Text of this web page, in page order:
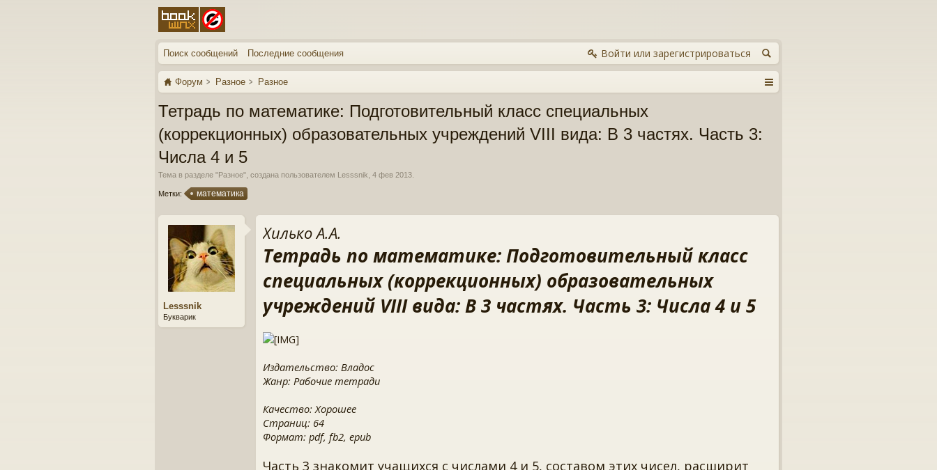
Поиск сообщений Последние сообщения Войти или зарегистрироваться
Форум Разное Разное
Тетрадь по математике: Подготовительный класс специальных
(коррекционных) образовательных учреждений VIII вида: В 3 частях. Часть 3:
Числа 4 и 5
Тема в разделе "Разное", создана пользователем Lesssnik 4 фев 2013
Метки: математика
Lesssnik
Букварик
Хилько А.А.
Тетрадь по математике: Подготовительный класс
специальных (коррекционных) образовательных
учреждений VIII вида: В 3 частях. Часть 3: Числа 4 и 5
Издательство: Владос
Жанр: Рабочие тетради
Качество: Хорошее
Страниц: 64
Формат: pdf, fb2, epub
Часть 3 знакомит учащихся с числами 4 и 5, составом этих чисел, расширит